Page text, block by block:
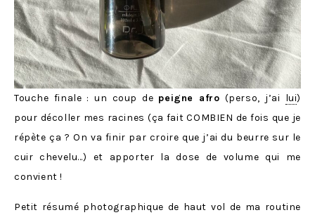
Touche finale : un coup de peigne afro (perso, j’ai lui)
pour décoller mes racines (ça fait COMBIEN de fois que je
répète ça ? On va finir par croire que j’ai du beurre sur le
cuir chevelu…) et apporter la dose de volume qui me
convient !
Petit résumé photographique de haut vol de ma routine